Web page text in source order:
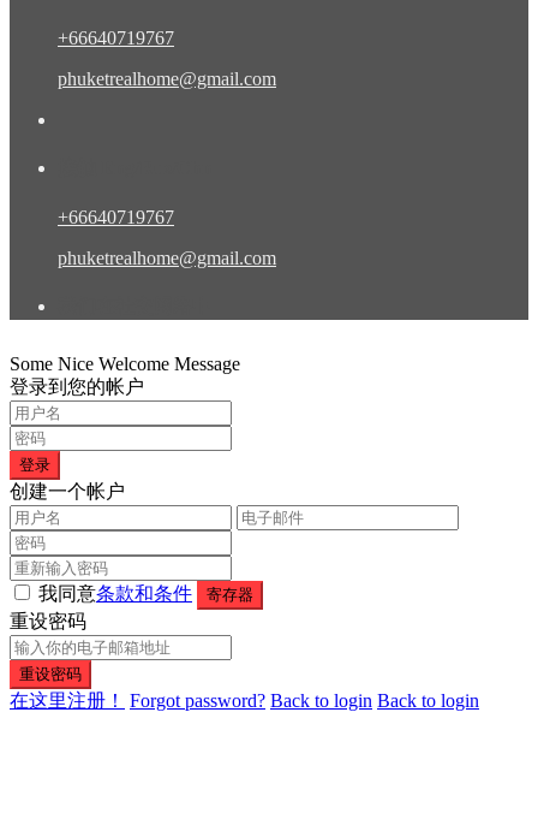
+66640719767
phuketrealhome@gmail.com
+66640719767
phuketrealhome@gmail.com
Some Nice Welcome Message
登录到您的帐户
登录
创建一个帐户
我同意条款和条件 寄存器
重设密码
重设密码
在这里注册！ Forgot password? Back to login Back to login